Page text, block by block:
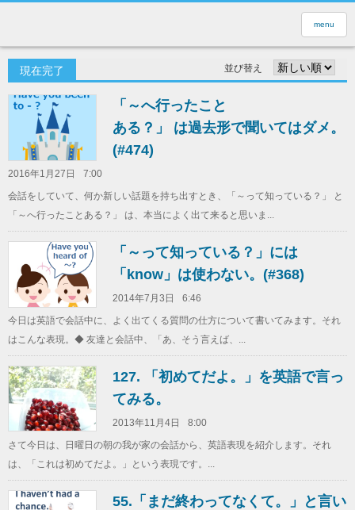
menu
現在完了 並び替え
「～へ行ったこと
ある？」 は過去形で聞いてはダメ。
(#474)
2016年1月27日
7:00
会話をしていて、何か新しい話題を持ち出すとき、「～って知っている？」 と
「～へ行ったことある？」 は、本当によく出て来ると思いま...
「～って知っている？」には
「know」は使わない。(#368)
2014年7月3日
6:46
今日は英語で会話中に、よく出てくる質問の仕方について書いてみます。それ
はこんな表現。◆ 友達と会話中、「あ、そう言えば、...
127. 「初めてだよ。」を英語で言っ
てみる。
2013年11月4日
8:00
さて今日は、日曜日の朝の我が家の会話から、英語表現を紹介します。それ
は、「これは初めてだよ。」という表現です。...
55.「まだ終わってなくて。」と言い